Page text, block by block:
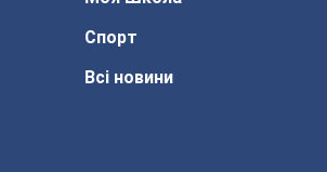
Спорт
Всі новини